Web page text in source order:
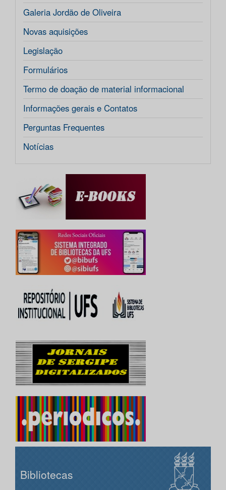
Galeria Jordão de Oliveira
Novas aquisições
Legislação
Formulários
Termo de doação de material informacional
Informações gerais e Contatos
Perguntas Frequentes
Notícias
Bibliotecas